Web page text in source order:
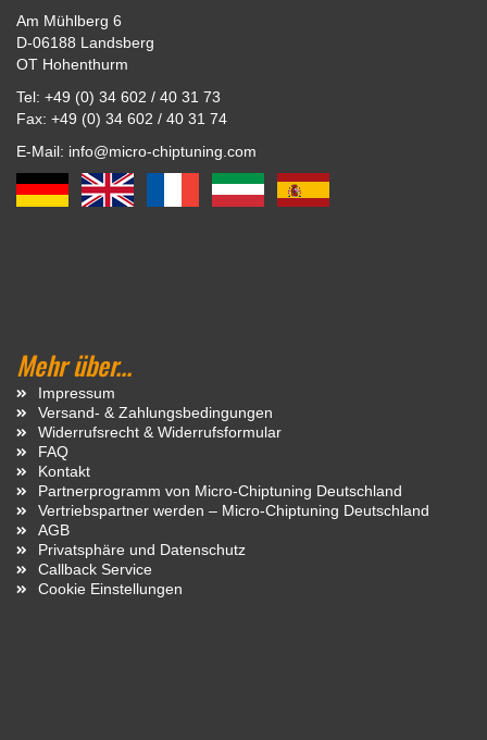
Am Mühlberg 6
D-06188 Landsberg
OT Hohenthurm
Tel: +49 (0) 34 602 / 40 31 73
Fax: +49 (0) 34 602 / 40 31 74
E-Mail: info@micro-chiptuning.com
Mehr über...
Impressum
Versand- & Zahlungsbedingungen
Widerrufsrecht & Widerrufsformular
FAQ
Kontakt
Partnerprogramm von Micro-Chiptuning Deutschland
Vertriebspartner werden – Micro-Chiptuning Deutschland
AGB
Privatsphäre und Datenschutz
Callback Service
Cookie Einstellungen